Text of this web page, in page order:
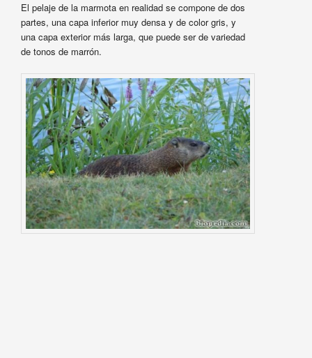
El pelaje de la marmota en realidad se compone de dos
partes, una capa inferior muy densa y de color gris, y
una capa exterior más larga, que puede ser de variedad
de tonos de marrón.